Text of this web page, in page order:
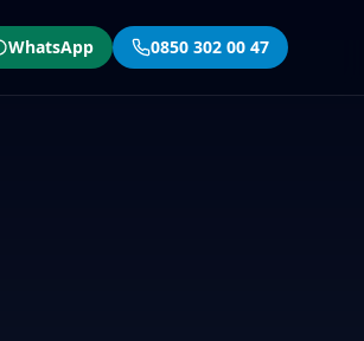
WhatsApp 0850 302 00 47